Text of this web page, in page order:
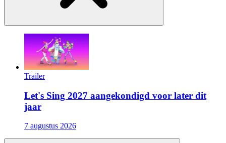
Trailer
Let's Sing 2027 aangekondigd voor later dit
jaar
7 augustus 2026